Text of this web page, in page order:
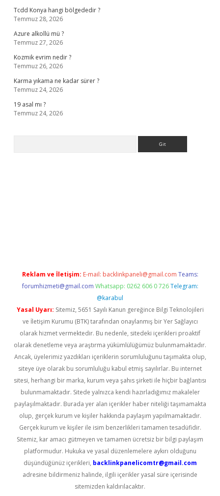
Tcdd Konya hangi bölgededir ?
Temmuz 28, 2026
Azure alkollü mü ?
Temmuz 27, 2026
Kozmik evrim nedir ?
Temmuz 26, 2026
Karma yıkama ne kadar sürer ?
Temmuz 24, 2026
19 asal mı ?
Temmuz 24, 2026
Reklam ve İletişim: E-mail: backlinkpaneli@gmail.com Teams:
forumhizmeti@gmail.com Whatsapp: 0262 606 0 726 Telegram:
@karabul
Yasal Uyarı: Sitemiz, 5651 Sayılı Kanun gereğince Bilgi Teknolojileri
ve İletişim Kurumu (BTK) tarafından onaylanmış bir Yer Sağlayıcı
olarak hizmet vermektedir. Bu nedenle, sitedeki içerikleri proaktif
olarak denetleme veya araştırma yükümlülüğümüz bulunmamaktadır.
Ancak, üyelerimiz yazdıkları içeriklerin sorumluluğunu taşımakta olup,
siteye üye olarak bu sorumluluğu kabul etmiş sayılırlar. Bu internet
sitesi, herhangi bir marka, kurum veya şahıs şirketi ile hiçbir bağlantısı
bulunmamaktadır. Sitede yalnızca kendi hazırladığımız makaleler
paylaşılmaktadır. Burada yer alan içerikler haber niteliği taşımamakta
olup, gerçek kurum ve kişiler hakkında paylaşım yapılmamaktadır.
Gerçek kurum ve kişiler ile isim benzerlikleri tamamen tesadüfidir.
Sitemiz, kar amacı gütmeyen ve tamamen ücretsiz bir bilgi paylaşım
platformudur. Hukuka ve yasal düzenlemelere aykırı olduğunu
düşündüğünüz içerikleri, backlinkpanelicomtr@gmail.com
adresine bildirmeniz halinde, ilgili içerikler yasal süre içerisinde
sitemizden kaldırılacaktır.